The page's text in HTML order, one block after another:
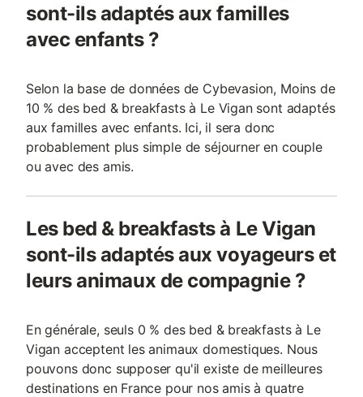
sont-ils adaptés aux familles
avec enfants ?
Selon la base de données de Cybevasion, Moins de
10 % des bed & breakfasts à Le Vigan sont adaptés
aux familles avec enfants. Ici, il sera donc
probablement plus simple de séjourner en couple
ou avec des amis.
Les bed & breakfasts à Le Vigan
sont-ils adaptés aux voyageurs et
leurs animaux de compagnie ?
En générale, seuls 0 % des bed & breakfasts à Le
Vigan acceptent les animaux domestiques. Nous
pouvons donc supposer qu'il existe de meilleures
destinations en France pour nos amis à quatre